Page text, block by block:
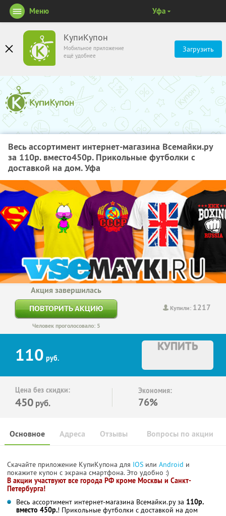
КупиКупон
Мобильное приложение
ещё удобнее
Загрузить
Меню Уфа
Весь ассортимент интернет-магазина Всемайки.ру
за 110р. вместо450р. Прикольные футболки с
доставкой на дом. Уфа
Купили: 1217
Акция завершилась
ПОВТОРИТЬ АКЦИЮ
Человек проголосовало: 5
110 руб.
КУПИТЬ
Цена без скидки:
450 руб.
Экономия:
76%
Основное Отзывы Вопросы по акции
Адреса
Скачайте приложение КупиКупона для IOS или Android и
покажите купон с экрана смартфона. Это удобно :)
В акции участвуют все города РФ кроме Москвы и Санкт-
Петербурга!
Весь ассортимент интернет-магазина Всемайки.ру за 110р.
вместо 450р.! Прикольные футболки с доставкой на дом